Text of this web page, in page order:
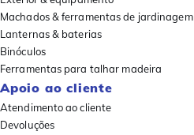
Machados & ferramentas de jardinagem
Lanternas & baterias
Binóculos
Ferramentas para talhar madeira
Apoio ao cliente
Atendimento ao cliente
Devoluções